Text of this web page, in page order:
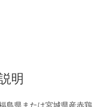
明
島県または宮城県産赤鶏